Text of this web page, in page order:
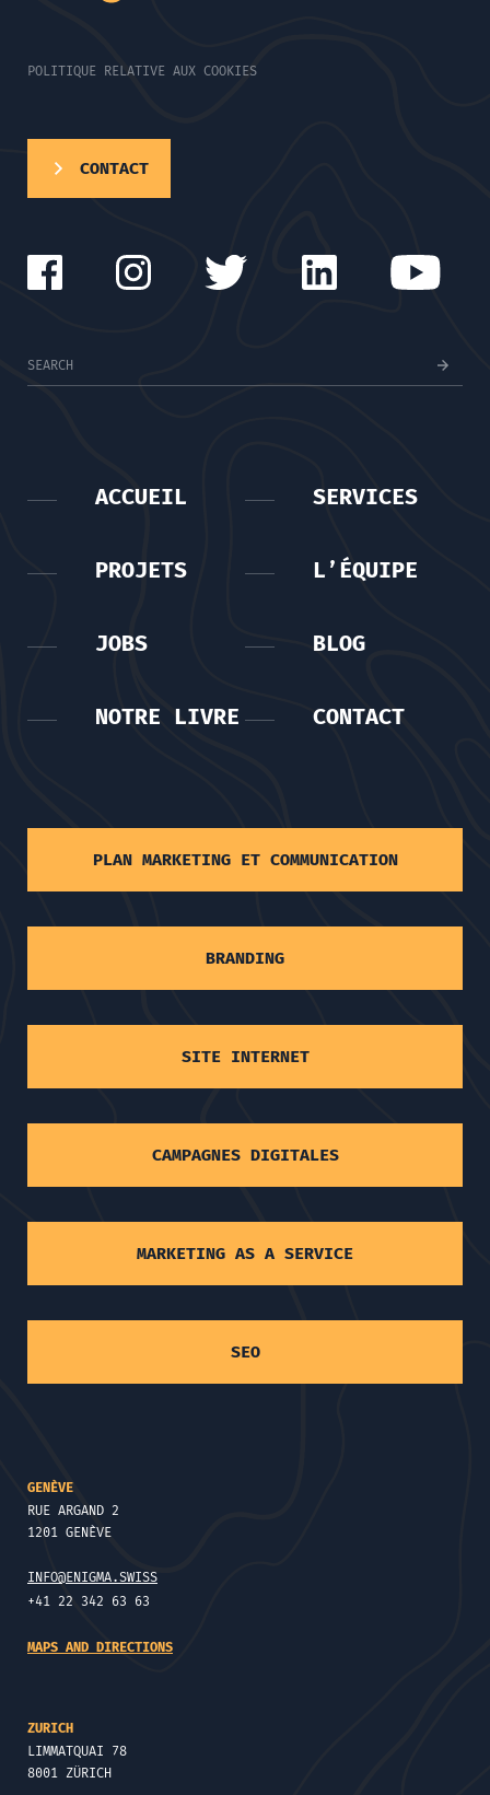
POLITIQUE RELATIVE AUX COOKIES
CONTACT
ACCUEIL SERVICES
PROJETS L’ÉQUIPE
JOBS BLOG
NOTRE LIVRE CONTACT
PLAN MARKETING ET COMMUNICATION
BRANDING
SITE INTERNET
CAMPAGNES DIGITALES
MARKETING AS A SERVICE
SEO
GENÈVE
RUE ARGAND 2
1201 GENÈVE
INFO@ENIGMA.SWISS
+41 22 342 63 63
MAPS AND DIRECTIONS
ZURICH
LIMMATQUAI 78
8001 ZÜRICH